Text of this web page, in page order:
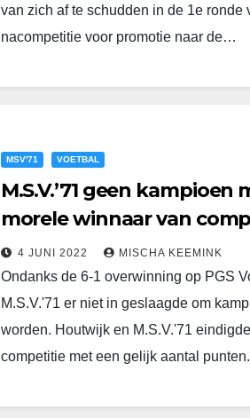
van zich af te schudden in de 1e ronde
nacompetitie voor promotie naar de…
MSV'71 VOETBAL
M.S.V.’71 geen kampioen
morele winnaar van
4 JUNI 2022 MISCHA KEEMINK
Ondanks de 6-1 overwinning op PGS
M.S.V.'71 er niet in geslaagde om
worden. Houtwijk en M.S.V.'71
competitie met een gelijk aantal